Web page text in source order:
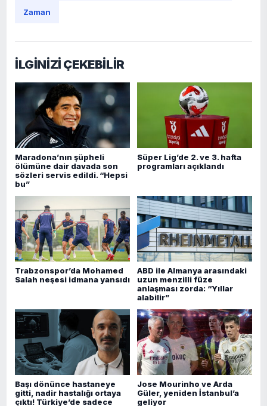
Zaman
İLGİNİZİ ÇEKEBİLİR
Maradona’nın şüpheli
ölümüne dair davada son
sözleri servis edildi. “Hepsi
bu”
Süper Lig’de 2. ve 3. hafta
programları açıklandı
Trabzonspor’da Mohamed
Salah neşesi idmana yansıdı
ABD ile Almanya arasındaki
uzun menzilli füze
anlaşması zorda: “Yıllar
alabilir”
Başı dönünce hastaneye
gitti, nadir hastalığı ortaya
çıktı! Türkiye’de sadece
Jose Mourinho ve Arda
Güler, yeniden İstanbul’a
geliyor